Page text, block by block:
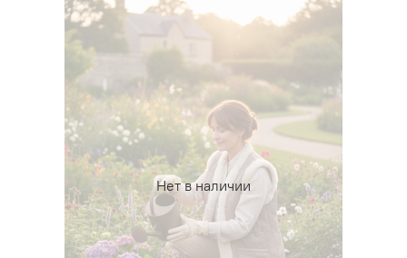
Нет в наличии